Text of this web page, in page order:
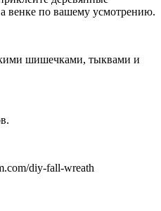
венке по вашему усмотрению.
шишечками, тыквами и
diy-fall-wreath